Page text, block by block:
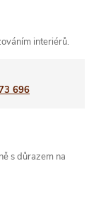
interiérů.
696
s důrazem na